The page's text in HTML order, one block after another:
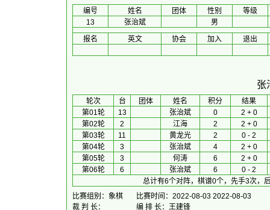
编号 姓名 团体 性别
等级
13
张治斌
男
报名
英文 协会 加入 退出
张
轮次 台 团体 姓名 积分
结果
第01轮
13 张治斌 0
2 + 0
第02轮
2 江海 2
2 + 0
第03轮
11 黄龙光 2
0 - 2
第04轮
3 张治斌 4
2 + 0
第05轮
3 何涛 6
2 + 0
第06轮
6 张治斌 6
0 - 2
总计有6个对阵，棋谱0个，先手3次，
比赛组别：象棋
比赛时间：2022-08-03 2022-08-03
裁 判 长：
编 排 长：王建锋